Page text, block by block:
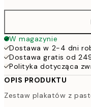
W magazynie
Dostawa w 2-4 dni
Dostawa gratis od
Polityka dotycząca
OPIS PRODUKTU
Zestaw plakatów z